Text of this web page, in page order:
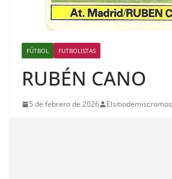
FÚTBOL FUTBOLISTAS
RUBÉN CANO
5 de febrero de 2026 Elsitiodemiscromos